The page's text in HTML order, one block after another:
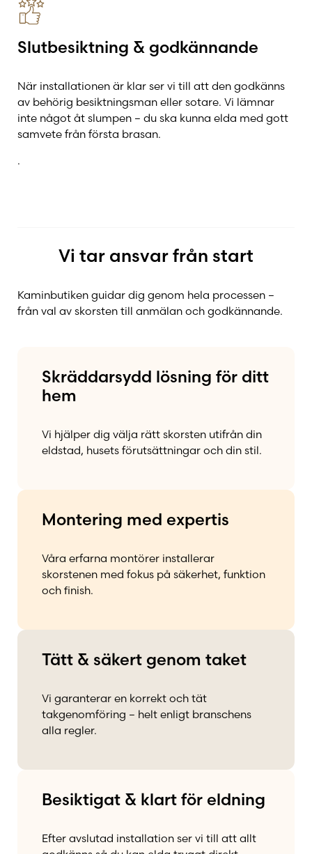
Slutbesiktning & godkännande
När installationen är klar ser vi till att den godkänns
av behörig besiktningsman eller sotare. Vi lämnar
inte något åt slumpen – du ska kunna elda med gott
samvete från första brasan.
.
Vi tar ansvar från start
Kaminbutiken guidar dig genom hela processen –
från val av skorsten till anmälan och godkännande.
Skräddarsydd lösning för ditt
hem
Vi hjälper dig välja rätt skorsten utifrån din
eldstad, husets förutsättningar och din stil.
Montering med expertis
Våra erfarna montörer installerar
skorstenen med fokus på säkerhet, funktion
och finish.
Tätt & säkert genom taket
Vi garanterar en korrekt och tät
takgenomföring – helt enligt branschens
alla regler.
Besiktigat & klart för eldning
Efter avslutad installation ser vi till att allt